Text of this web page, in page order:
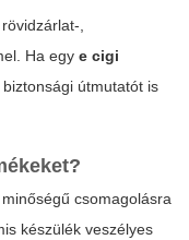
,
Ha egy e cigi
útmutatót is
csomagolásra
készülék veszélyes